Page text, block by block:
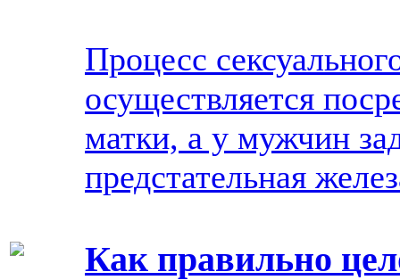
Процесс
осуществляется
матки, а у мужчин
предстательная
Как правильно